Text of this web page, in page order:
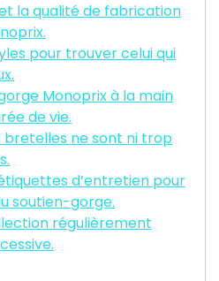
la qualité de fabrication
pour trouver celui qui
Monoprix à la main
de vie.
bretelles ne sont ni trop
d’entretien pour
soutien-gorge.
régulièrement